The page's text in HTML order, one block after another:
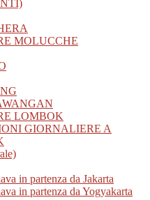
MOLUCCHE
LOMBOK
GIORNALIERE A
in partenza da Jakarta
in partenza da Yogyakarta